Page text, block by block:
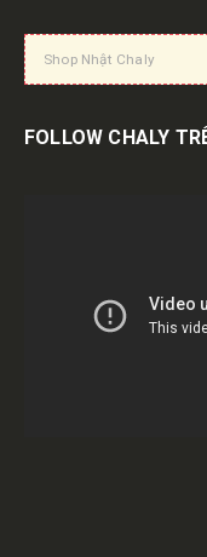
Shop Nhật Chaly
FOLLOW CHALY